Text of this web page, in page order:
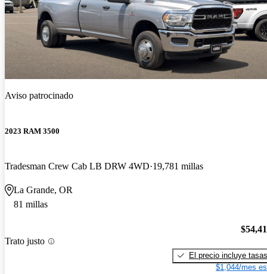
Aviso patrocinado
2023 RAM 3500
Tradesman Crew Cab LB DRW 4WD 19,781 millas
La Grande, OR
81 millas
Trato justo
El precio incluye tasas
$1,044/mes